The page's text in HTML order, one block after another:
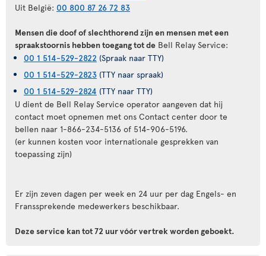
Uit België: 00 800 87 26 72 83
Mensen die doof of slechthorend zijn en mensen met een
spraakstoornis hebben toegang tot de Bell Relay Service:
00 1 514-529-2822 (Spraak naar TTY)
00 1 514-529-2823 (TTY naar spraak)
00 1 514-529-2824 (TTY naar TTY)
U dient de Bell Relay Service operator aangeven dat hij
contact moet opnemen met ons Contact center door te
bellen naar 1-866-234-5136 of 514-906-5196.
(er kunnen kosten voor internationale gesprekken van
toepassing zijn)
Er zijn zeven dagen per week en 24 uur per dag Engels- en
Franssprekende medewerkers beschikbaar.
Deze service kan tot 72 uur vóór vertrek worden geboekt.